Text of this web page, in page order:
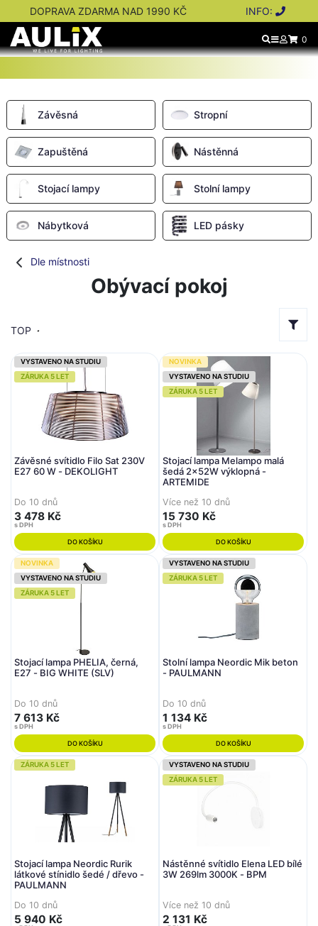
DOPRAVA ZDARMA NAD 1990 KČ INFO:
0
Závěsná Stropní
Zapuštěná Nástěnná
Stojací lampy Stolní lampy
Nábytková LED pásky
Dle místnosti
Obývací pokoj
TOP
VYSTAVENO NA STUDIU
ZÁRUKA 5 LET
Závěsné svítidlo Filo Sat 230V
E27 60 W - DEKOLIGHT
Do 10 dnů
3 478 Kč
s DPH
DO KOŠÍKU
NOVINKA
VYSTAVENO NA STUDIU
ZÁRUKA 5 LET
Stojací lampa Melampo malá
šedá 2x52W výklopná -
ARTEMIDE
Více než 10 dnů
15 730 Kč
s DPH
DO KOŠÍKU
NOVINKA
VYSTAVENO NA STUDIU
ZÁRUKA 5 LET
Stojací lampa PHELIA, černá,
E27 - BIG WHITE (SLV)
Do 10 dnů
7 613 Kč
s DPH
DO KOŠÍKU
VYSTAVENO NA STUDIU
ZÁRUKA 5 LET
Stolní lampa Neordic Mik beton
- PAULMANN
Do 10 dnů
1 134 Kč
s DPH
DO KOŠÍKU
ZÁRUKA 5 LET
Stojací lampa Neordic Rurik
látkové stínidlo šedé / dřevo -
PAULMANN
Do 10 dnů
5 940 Kč
VYSTAVENO NA STUDIU
ZÁRUKA 5 LET
Nástěnné svítidlo Elena LED bílé
3W 269lm 3000K - BPM
Více než 10 dnů
2 131 Kč